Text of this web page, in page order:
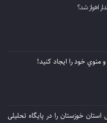
اهواز شد؟
خود را ايجاد كنيد!
خوزستان را در پایگاه تحلیلی